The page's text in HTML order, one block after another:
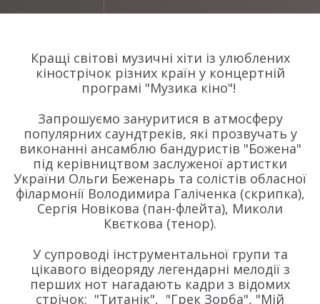
Кращі світові музичні хіти із улюблених
кінострічок різних країн у концертній
програмі "Музика кіно"!
Запрошуємо зануритися в атмосферу
популярних саундтреків, які прозвучать у
виконанні ансамблю бандуристів "Божена"
під керівництвом заслуженої артистки
України Ольги Беженарь та солістів обласної
філармонії Володимира Галіченка (скрипка),
Сергія Новікова (пан-флейта), Миколи
Квєткова (тенор).
У супроводі інструментальної групи та
цікавого відеоряду легендарні мелодії з
перших нот нагадають кадри з відомих
стрічок: "Титанік", "Грек Зорба", "Мій